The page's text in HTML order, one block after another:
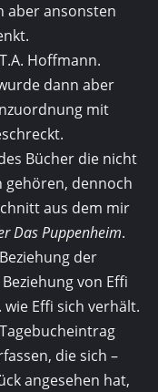
aber ansonsten
Hoffmann.
dann aber
mit
Bücher die nicht
gehören, dennoch
aus dem mir
Das Puppenheim.
der
von Effi
Effi sich verhält.
die sich –
angesehen hat,